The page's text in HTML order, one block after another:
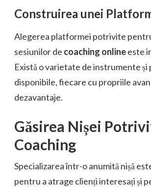
Construirea unei
Alegerea platformei potrivite
sesiunilor de coaching onlineeste
Există o varietate de instrumente
disponibile, fiecare cu propriile
dezavantaje.
Găsirea Nișei
Coaching
Specializarea într-o anumită nișă
pentru a atrage clienți interesați și